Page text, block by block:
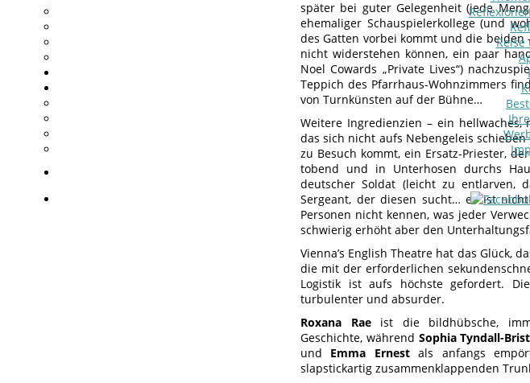
später bei guter Gelegenheit (jede
ehemaliger Schauspielerkollege (und
des Gatten vorbei kommt und die beiden
nicht widerstehen können, ein paar
Noel Cowards „Private Lives“)
Teppich des Pfarrhaus-Wohnzimmers
von Turnkünsten auf der Bühne…
Weitere Ingredienzien – ein hellwaches,
das sich nicht aufs Nebengeleis
zu Besuch kommt, ein Ersatz-Priester,
tobend und in Unterhosen durchs
deutscher Soldat (leicht zu entlarven,
Sergeant, der diesen sucht… es ist
Personen nicht kennen, was jeder
schwierig erhöht aber den
Vienna’s English Theatre hat das Glück,
die mit der erforderlichen
Logistik ist aufs höchste gefordert.
turbulenter und absurder.
Roxana Raeist die bildhübsche,
Geschichte, während Sophia Tyndall-
und Emma Ernestals anfangs
slapstickartig zusammenklappenden